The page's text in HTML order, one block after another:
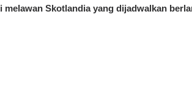
Skotlandia yang dijadwalkan